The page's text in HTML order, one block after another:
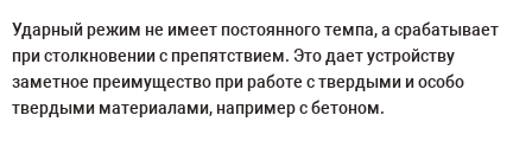
Ударный режим не имеет постоянного темпа, а срабатывает
при столкновении с препятствием. Это дает устройству
заметное преимущество при работе с твердыми и особо
твердыми материалами, например с бетоном.